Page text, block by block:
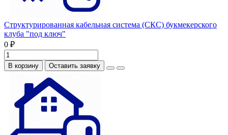
Структурированная кабельная система (СКС) букмекерского
клуба "под ключ"
0 ₽
В корзину Оставить заявку